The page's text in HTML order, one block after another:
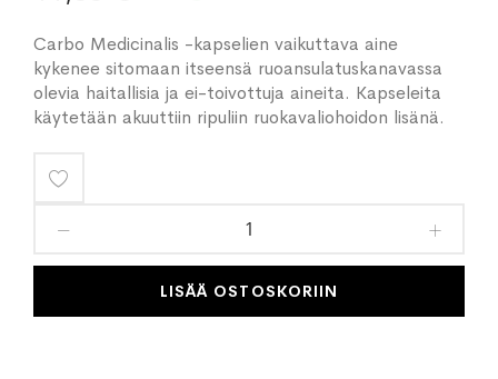
Carbo Medicinalis -kapselien vaikuttava aine
kykenee sitomaan itseensä ruoansulatuskanavassa
olevia haitallisia ja ei-toivottuja aineita. Kapseleita
käytetään akuuttiin ripuliin ruokavaliohoidon lisänä.
toivelistaan
LISÄÄ OSTOSKORIIN